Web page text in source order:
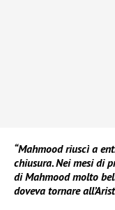
“Mahmood riuscì a
chiusura. Nei mesi di
di Mahmood molto
doveva tornare